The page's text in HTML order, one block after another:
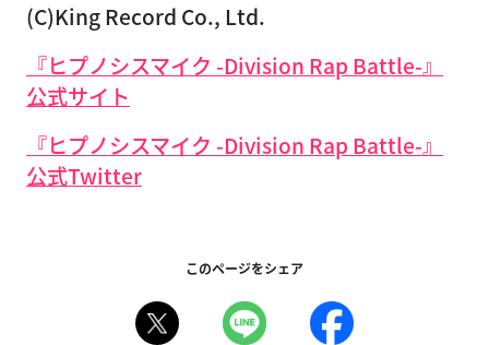
(C)King Record Co., Ltd.
『ヒプノシスマイク -Division Rap Battle-』
公式サイト
『ヒプノシスマイク -Division Rap Battle-』
公式Twitter
このページをシェア